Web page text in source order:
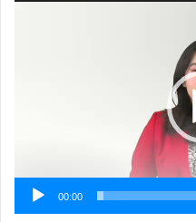
u
n
c
o
u
r
00:00